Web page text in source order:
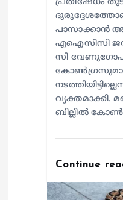
പാസാക്കാൻ
എഐസിസി
സി
ബില്ലിൽ
Continue